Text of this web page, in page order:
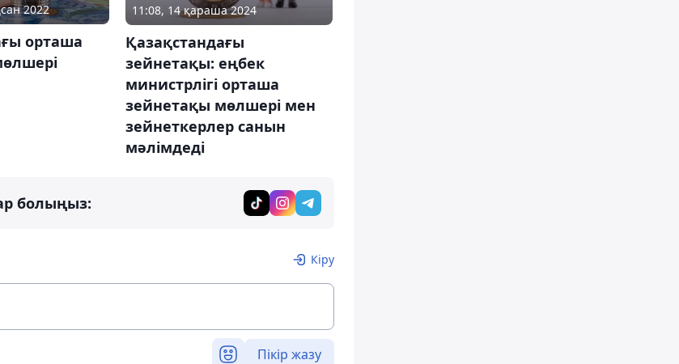
2022
орташа
11:08, 14 қараша 2024
Қазақстандағы
зейнетақы: еңбек
министрлігі орташа
зейнетақы мөлшері мен
зейнеткерлер санын
мәлімдеді
болыңыз:
Кіру
Пікір жазу